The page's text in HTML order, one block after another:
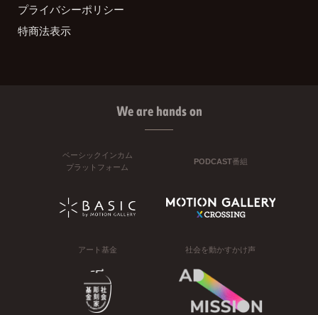
プライバシーポリシー
特商法表示
We are hands on
ベーシックインカム
プラットフォーム
PODCAST番組
アート基金 社会を動かすかけ声